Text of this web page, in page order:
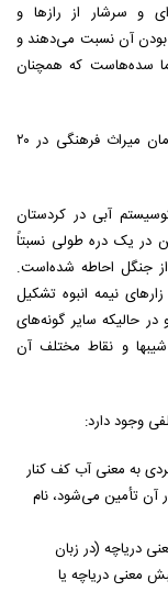
و سرشار از رازها و
بودن آن نسبت می‌دهند و
سده‌هاست که همچنان
این دریاچه ۱۰۲اُمین اثر طبیعی است که توسط سازمان میراث فرهنگی در ۲۰
آبی در کردستان
در یک دره طولی نسبتاً
جنگل احاطه شده‌است.
نیمه انبوه تشکیل
حالیکه سایر گونه‌های
شیبها و نقاط مختلف آن
وجود دارد:
به معنی آب کف کنار
آن تأمین می‌شود، نام
دریاچه (در زبان
معنی دریاچه یا